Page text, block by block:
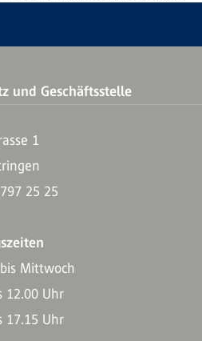
und Geschäftsstelle
1
25 25
Mittwoch
12.00 Uhr
17.15 Uhr